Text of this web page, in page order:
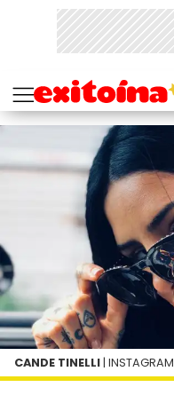
CANDE TINELLI | INSTAGRAM